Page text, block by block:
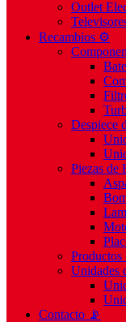
Outlet
Recambios ⚙️
Despiece
Piezas de
Productos
Unidades
Contacto 📡